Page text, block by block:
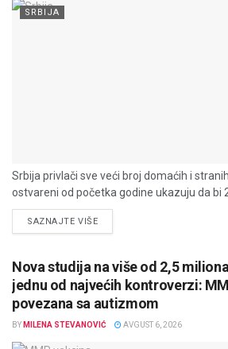
SRBIJA
Srbija privlači sve veći broj domaćih i
ostvareni od početka godine ukazuju da bi
SAZNAJTE VIŠEDETAILS
Nova studija na više od 2,5
jednu od najvećih kontroverzi:
povezana sa autizmom
BY MILENA STEVANOVIĆ AVGUST 6, 2026